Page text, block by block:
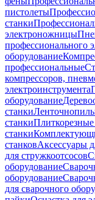
пистолеты
станки
электроножницы
профессионального
оборудование
профессиональные
компрессоров,
электроинструмента
оборудование
станки
станкиПлиткорезные
станки
станковАксессуары
для стружкоотсосов
оборудование
оборудование
для сварочного